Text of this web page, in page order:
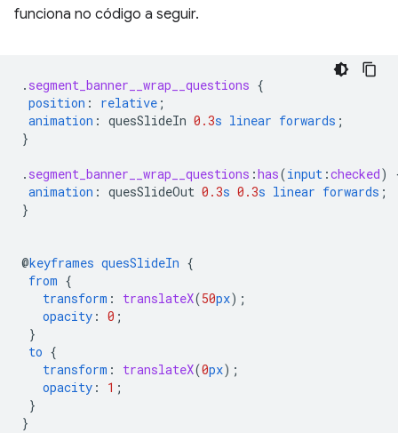
funciona no código a seguir.
. segment_banner__wrap__questions {
position : relative ;
animation : quesSlideIn 0.3s linear forwards ;
}
. segment_banner__wrap__questions :has(input :checked)
animation : quesSlideOut 0.3s 0.3s linear forwards ;
}
@keyframes quesSlideIn {
from {
transform : translateX(50px);
opacity : 0 ;
}
to {
transform : translateX(0px);
opacity : 1 ;
}
}